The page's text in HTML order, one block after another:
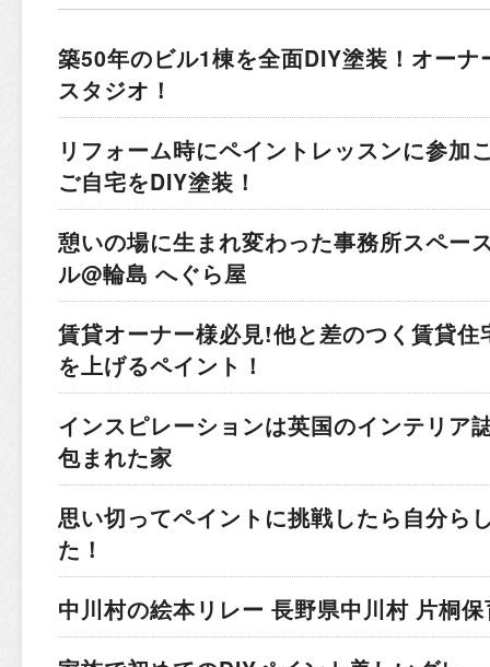
築50年のビル1棟を全面DIY塗装！ オーナ
スタジオ！
リフォーム時にペイントレッスンに参加
ご自宅をDIY塗装！
憩いの場に生まれ変わった事務所スペー
ル@輪島 へぐら屋
賃貸オーナー様必見!他と差のつく賃貸住
を上げるペイント！
インスピレーションは英国のインテリア
包まれた家
思い切ってペイントに挑戦したら自分ら
た！
中川村の絵本リレー 長野県中川村 片桐